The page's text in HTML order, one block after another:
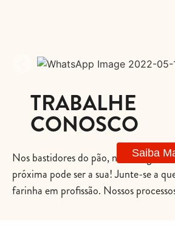
TRABALHE
CONOSCO
Nos bastidores do pão, nascem
próxima pode ser a sua! Junte-se a
farinha em profissão. Nossos
Saiba